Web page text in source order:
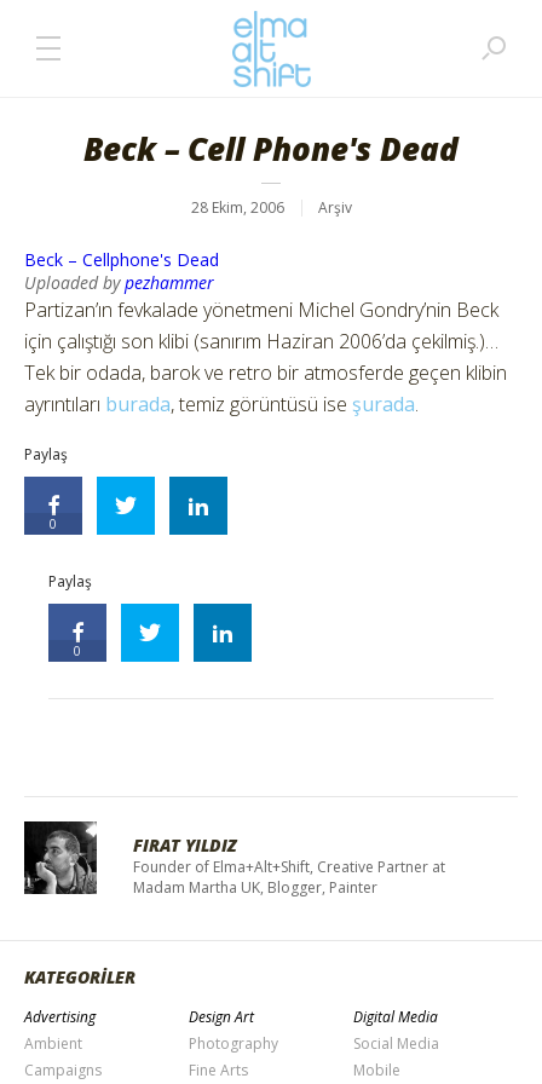
Beck – Cell Phone's Dead
28 Ekim, 2006 Arşiv
Beck – Cellphone's Dead
Uploaded bypezhammer
Partizan’ın fevkalade yönetmeni Michel Gondry’nin Beck
için çalıştığı son klibi (sanırım Haziran 2006’da çekilmiş.)…
Tek bir odada, barok ve retro bir atmosferde geçen klibin
ayrıntıları burada, temiz görüntüsü ise şurada.
Paylaş
0
Paylaş
0
FIRAT YILDIZ
Founder of Elma+Alt+Shift, Creative Partner at
Madam Martha UK, Blogger, Painter
KATEGORİLER
Advertising
Ambient
Campaigns
Design Art
Photography
Fine Arts
Digital Media
Social Media
Mobile